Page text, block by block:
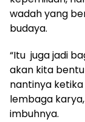
wadah yang
budaya.
“Itu juga jadi
akan kita
nantinya
lembaga
imbuhnya.